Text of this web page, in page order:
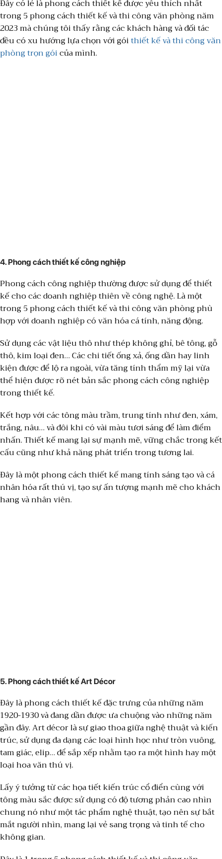
Đây có lẻ là phong cách thiết kế được yêu thích nhất
trong 5 phong cách thiết kế và thi công văn phòng năm
2023 mà chúng tôi thấy rằng các khách hàng và đối tác
đều có xu hướng lựa chọn với góithiết kế và thi công văn
phòng trọn góicủa mình.
4. Phong cách thiết kế công nghiệp
Phong cách công nghiệp thường được sử dụng để thiết
kế cho các doanh nghiệp thiên về công nghệ. Là một
trong 5 phong cách thiết kế và thi công văn phòng phù
hợp với doanh nghiệp có văn hóa cá tính, năng động.
Sử dụng các vật liệu thô như thép không ghỉ, bê tông, gỗ
thô, kim loại đen… Các chi tiết ống xả, ống dần hay linh
kiện được để lộ ra ngoài, vừa tăng tính thẩm mỹ lại vừa
thể hiện được rõ nét bản sắc phong cách công nghiệp
trong thiết kế.
Kết hợp với các tông màu trầm, trung tính như đen, xám,
trắng, nâu… và đôi khi có vài màu tươi sáng để làm điểm
nhấn. Thiết kế mang lại sự mạnh mẽ, vững chắc trong kết
cấu cũng như khả năng phát triển trong tương lai.
Đây là một phong cách thiết kế mang tính sáng tạo và cá
nhân hóa rất thú vị, tạo sự ấn tượng mạnh mẽ cho khách
hang và nhân viên.
5. Phong cách thiết kế Art Décor
Đây là phong cách thiết kế đặc trưng của những năm
1920-1930 và đang dần được ưa chuộng vào những năm
gần đây. Art décor là sự giao thoa giữa nghệ thuật và kiến
trúc, sử dụng đa dạng các loại hình học như tròn vuông,
tam giác, elip… để sắp xếp nhằm tạo ra một hình hay một
loại hoa văn thú vị.
Lấy ý tưởng từ các họa tiết kiến trúc cổ điển cùng với
tông màu sắc được sử dụng có độ tương phản cao nhìn
chung nó như một tác phẩm nghệ thuật, tạo nên sự bắt
mắt người nhìn, mang lại vẻ sang trọng và tinh tế cho
không gian.